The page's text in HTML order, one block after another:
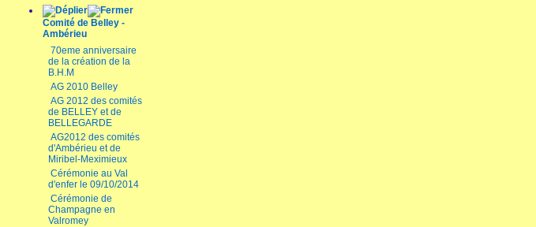
Comité de Belley -
Ambérieu
70eme anniversaire
de la création de la
B.H.M
AG 2010 Belley
AG 2012 des comités
de BELLEY et de
BELLEGARDE
AG2012 des comités
d'Ambérieu et de
Miribel-Meximieux
Cérémonie au Val
d'enfer le 09/10/2014
Cérémonie de
Champagne en
Valromey